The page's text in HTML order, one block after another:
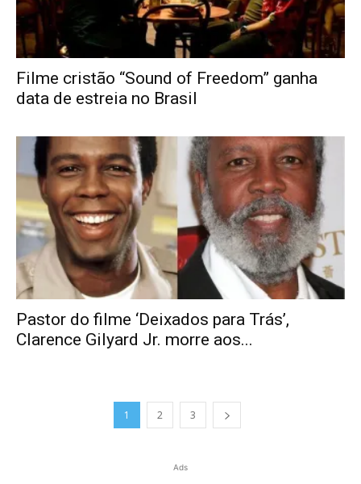
Filme cristão “Sound of Freedom” ganha
data de estreia no Brasil
Pastor do filme ‘Deixados para Trás’,
Clarence Gilyard Jr. morre aos...
1 2 3
Ads